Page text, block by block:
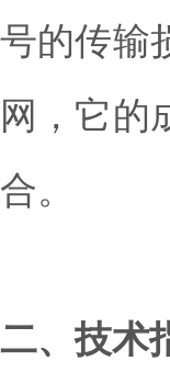
号的传输
网，它的
合。
二、技术